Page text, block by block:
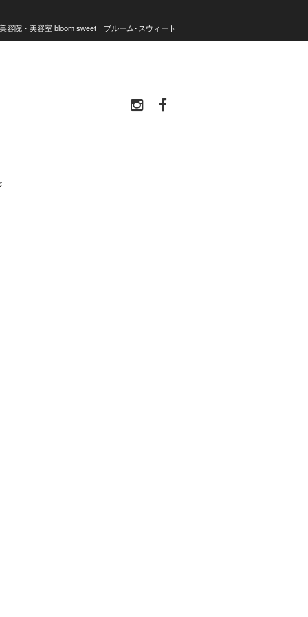
容院・美容室 bloom sweet｜ブルーム･スウィート